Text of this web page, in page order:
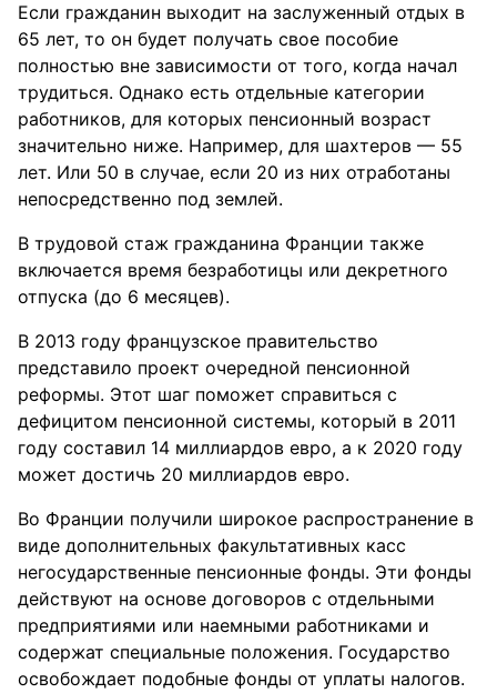
Если гражданин выходит на заслуженный отдых в
65 лет, то он будет получать свое пособие
полностью вне зависимости от того, когда начал
трудиться. Однако есть отдельные категории
работников, для которых пенсионный возраст
значительно ниже. Например, для шахтеров — 55
лет. Или 50 в случае, если 20 из них отработаны
непосредственно под землей.
В трудовой стаж гражданина Франции также
включается время безработицы или декретного
отпуска (до 6 месяцев).
В 2013 году французское правительство
представило проект очередной пенсионной
реформы. Этот шаг поможет справиться с
дефицитом пенсионной системы, который в 2011
году составил 14 миллиардов евро, а к 2020 году
может достичь 20 миллиардов евро.
Во Франции получили широкое распространение в
виде дополнительных факультативных касс
негосударственные пенсионные фонды. Эти фонды
действуют на основе договоров с отдельными
предприятиями или наемными работниками и
содержат специальные положения. Государство
освобождает подобные фонды от уплаты налогов.